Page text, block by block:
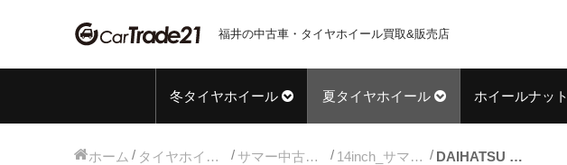
福井の中古車・タイヤホイール買取&販売店
冬タイヤホイール 夏タイヤホイール ホイールナット
ホーム タイヤホイールセット サマー中古タイヤホイール 14inch_サマー中古タイヤホイール DAIHATSU (ダイハツ) TANTO (タント) 純正 14×4.5J(+45)PCD100-4H リメイク ガンメタ BRIDGESTONE (ブリヂストン) NEXTRY (ネクストリー) TYPE-L 新品 155/65R14 タイヤホイール 4本 [14gas039]